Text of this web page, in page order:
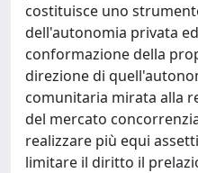
costituisce uno
dell'autonomia privata
conformazione della
direzione di
comunitaria mirata alla
del mercato
realizzare più equi
limitare il diritto il